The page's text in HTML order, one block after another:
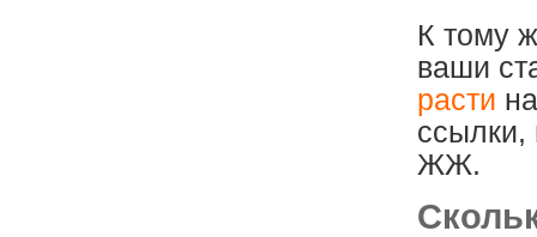
К тому
ваши
расти
ссылки,
ЖЖ.